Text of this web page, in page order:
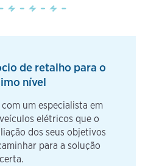
de retalho para o
nível
um especialista em
elétricos que o
dos seus objetivos
para a solução
certa.